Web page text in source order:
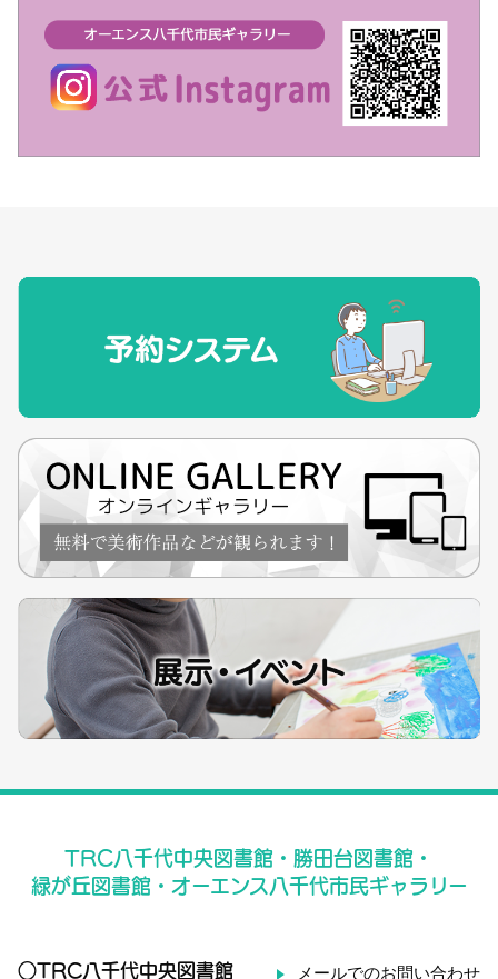
TRC八千代中央図書館・勝田台図書館・
緑が丘図書館・オーエンス八千代市民ギャラリー
○TRC八千代中央図書館
メールでのお問い合わせ